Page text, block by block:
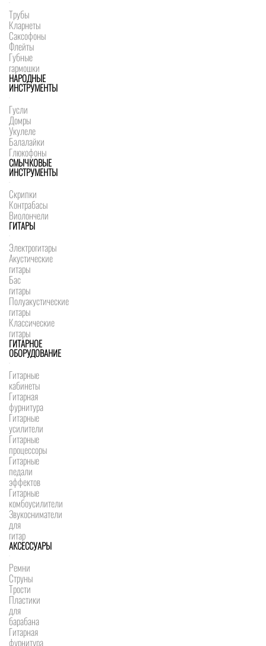
Трубы
Кларнеты
Саксофоны
Флейты
Губные
гармошки
НАРОДНЫЕ
ИНСТРУМЕНТЫ
Гусли
Домры
Укулеле
Балалайки
Глюкофоны
СМЫЧКОВЫЕ
ИНСТРУМЕНТЫ
Скрипки
Контрабасы
Виолончели
ГИТАРЫ
Электрогитары
Акустические
гитары
Бас
гитары
Полуакустические
гитары
Классические
гитары
ГИТАРНОЕ
ОБОРУДОВАНИЕ
Гитарные
кабинеты
Гитарная
фурнитура
Гитарные
усилители
Гитарные
процессоры
Гитарные
педали
эффектов
Гитарные
комбоусилители
Звукосниматели
для
гитар
АКСЕССУАРЫ
Ремни
Струны
Трости
Пластики
для
барабана
Гитарная
фурнитура